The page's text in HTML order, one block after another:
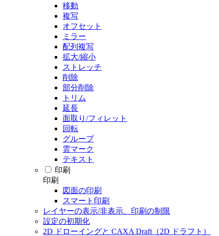
移動
複写
オフセット
ミラー
配列複写
拡大/縮小
ストレッチ
削除
部分削除
トリム
延長
面取り/フィレット
回転
グループ
雲マーク
テキスト
印刷
印刷
図面の印刷
スマート印刷
レイヤーの表示/非表示、印刷の制限
設定の初期化
2D ドローイングと CAXA Draft（2D ドラフト）